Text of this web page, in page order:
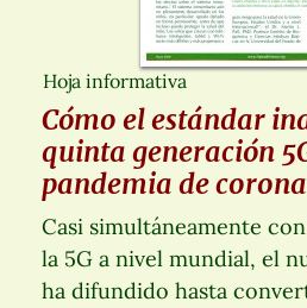
Hoja informativa
Cómo el estándar
quinta generación
pandemia de corona
Casi simultáneamente
la 5G a nivel mundial, el
ha difundido hasta